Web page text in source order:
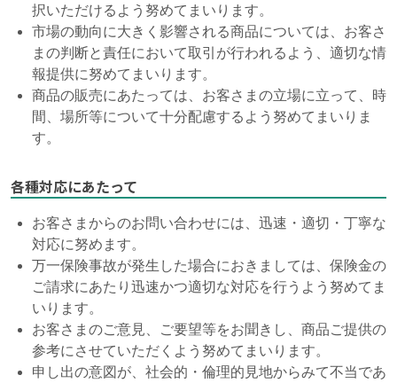
択いただけるよう努めてまいります。
市場の動向に大きく影響される商品については、お客さ
まの判断と責任において取引が行われるよう、適切な情
報提供に努めてまいります。
商品の販売にあたっては、お客さまの立場に立って、時
間、場所等について十分配慮するよう努めてまいりま
す。
各種対応にあたって
お客さまからのお問い合わせには、迅速・適切・丁寧な
対応に努めます。
万一保険事故が発生した場合におきましては、保険金の
ご請求にあたり迅速かつ適切な対応を行うよう努めてま
いります。
お客さまのご意見、ご要望等をお聞きし、商品ご提供の
参考にさせていただくよう努めてまいります。
申し出の意図が、社会的・倫理的見地からみて不当であ